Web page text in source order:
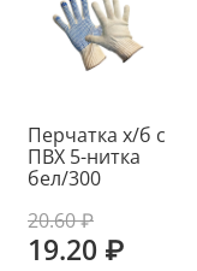
Перчатка х/б с
ПВХ 5-нитка
бел/300
20.60 ₽
19.20 ₽